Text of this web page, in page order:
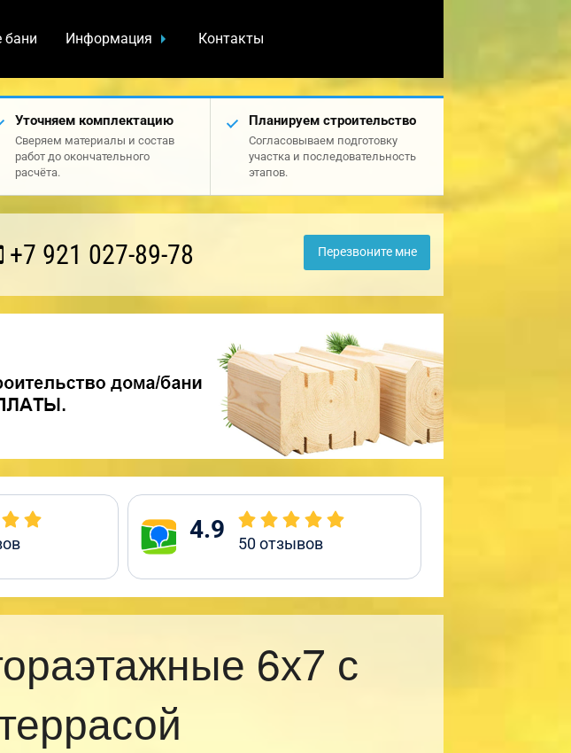
бани Информация Контакты
Уточняем комплектацию
Сверяем материалы и состав
работ до окончательного
расчёта.
Планируем строительство
Согласовываем подготовку
участка и последовательность
этапов.
+7 921 027-89-78 Перезвоните мне
4.9 50отзывов
6х7 с